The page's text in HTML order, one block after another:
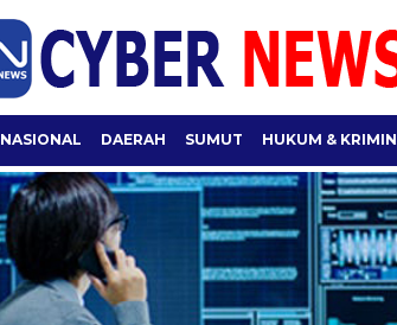
NASIONAL DAERAH SUMUT HUKUM &